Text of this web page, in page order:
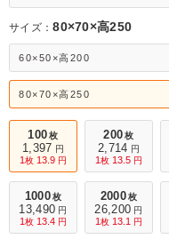
サイズ：80×70×高250
60×50×高200
80×70×高250
100 枚
1,397 円
1枚 13.9 円
200 枚
2,714 円
1枚 13.5 円
1000枚
13,490 円
1枚 13.4 円
2000枚
26,200 円
1枚 13.1 円